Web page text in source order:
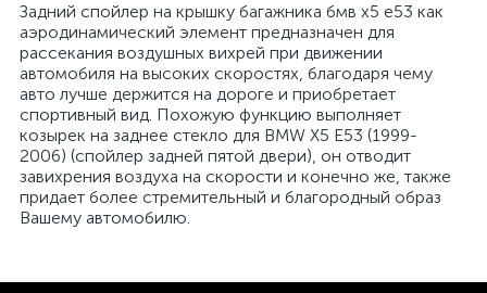
Задний спойлер на крышку багажника бмв х5 е53 как
аэродинамический элемент предназначен для
рассекания воздушных вихрей при движении
автомобиля на высоких скоростях, благодаря чему
авто лучше держится на дороге и приобретает
спортивный вид. Похожую функцию выполняет
козырек на заднее стекло для BMW X5 E53 (1999-
2006) (спойлер задней пятой двери), он отводит
завихрения воздуха на скорости и конечно же, также
придает более стремительный и благородный образ
Вашему автомобилю.